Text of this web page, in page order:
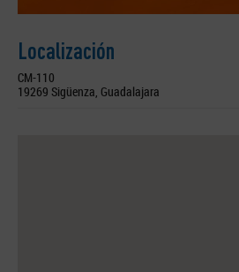
Localización
CM-110
19269 Sigüenza, Guadalajara